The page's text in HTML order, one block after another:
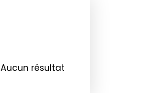
Aucun résultat